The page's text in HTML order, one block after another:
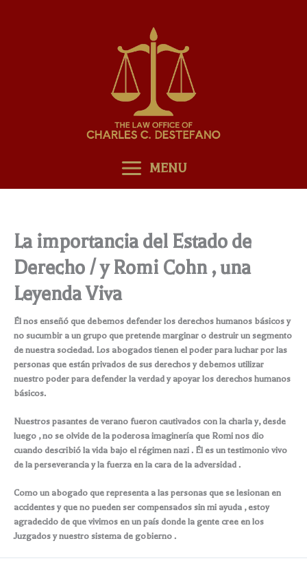
MENU
La importancia del Estado de
Derecho / y Romi Cohn , una
Leyenda Viva
Él nos enseñó que debemos defender los derechos humanos básicos y
no sucumbir a un grupo que pretende marginar o destruir un segmento
de nuestra sociedad. Los abogados tienen el poder para luchar por las
personas que están privados de sus derechos y debemos utilizar
nuestro poder para defender la verdad y apoyar los derechos humanos
básicos.
Nuestros pasantes de verano fueron cautivados con la charla y, desde
luego , no se olvide de la poderosa imaginería que Romi nos dio
cuando describió la vida bajo el régimen nazi . Él es un testimonio vivo
de la perseverancia y la fuerza en la cara de la adversidad .
Como un abogado que representa a las personas que se lesionan en
accidentes y que no pueden ser compensados ​​sin mi ayuda , estoy
agradecido de que vivimos en un país donde la gente cree en los
Juzgados y nuestro sistema de gobierno .